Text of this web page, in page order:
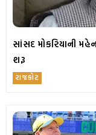
સાંસદ મોકરિયાની
શરૂ
રાજકોટ